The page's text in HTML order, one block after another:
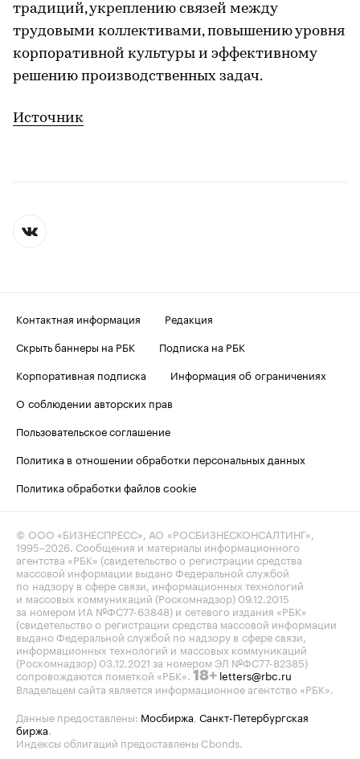
традиций, укреплению связей между
трудовыми коллективами, повышению уровня
корпоративной культуры и эффективному
решению производственных задач.
Источник
Контактная информация
Редакция
Скрыть баннеры на РБК
Подписка на РБК
Корпоративная подписка
Информация об ограничениях
О соблюдении авторских прав
Пользовательское соглашение
Политика в отношении обработки персональных данных
Политика обработки файлов cookie
© ООО «БИЗНЕСПРЕСС», АО «РОСБИЗНЕСКОНСАЛТИНГ»,
1995–2026 . Сообщения и материалы информационного
агентства «РБК» (свидетельство о регистрации средства
массовой информации выдано Федеральной службой
по надзору в сфере связи, информационных технологий
и массовых коммуникаций (Роскомнадзор) 09.12.2015
за номером ИА №ФС77-63848) и сетевого издания «РБК»
(свидетельство о регистрации средства массовой информации
выдано Федеральной службой по надзору в сфере связи,
информационных технологий и массовых коммуникаций
(Роскомнадзор) 03.12.2021 за номером ЭЛ №ФС77-82385)
сопровождаются пометкой «РБК». 18+ letters@rbc.ru
Владельцем сайта является информационное агентство «РБК».
Данные предоставлены: Мосбиржа Санкт-Петербургская
биржа
Индексы облигаций предоставлены Cbonds.